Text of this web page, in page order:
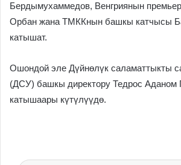
Бердымухаммедов, Венгриянын
Орбан жана ТМККнын башкы катчысы
катышат.
Ошондой эле Дүйнөлүк саламаттыкты
(ДСУ) башкы директору Тедрос Аданом
катышаары күтүлүүдө.